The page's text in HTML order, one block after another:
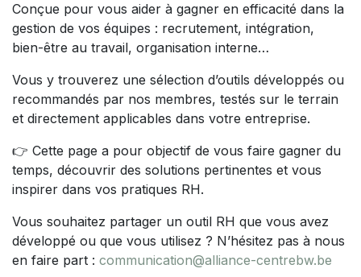
Conçue pour vous aider à gagner en efficacité dans la
gestion de vos équipes : recrutement, intégration,
bien-être au travail, organisation interne…
Vous y trouverez une sélection d’outils développés ou
recommandés par nos membres, testés sur le terrain
et directement applicables dans votre entreprise.
👉 Cette page a pour objectif de vous faire gagner du
temps, découvrir des solutions pertinentes et vous
inspirer dans vos pratiques RH.
Vous souhaitez partager un outil RH que vous avez
développé ou que vous utilisez ? N’hésitez pas à nous
en faire part : communication@alliance-centrebw.be